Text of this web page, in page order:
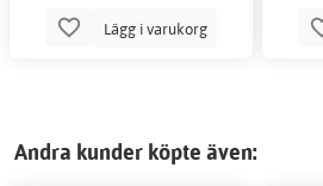
Lägg i varukorg
Andra kunder köpte även: